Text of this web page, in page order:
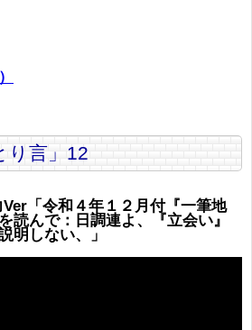
り言」12
「令和４年１２月付『一筆地
読んで：日調連よ、『立会い』
明しない、」